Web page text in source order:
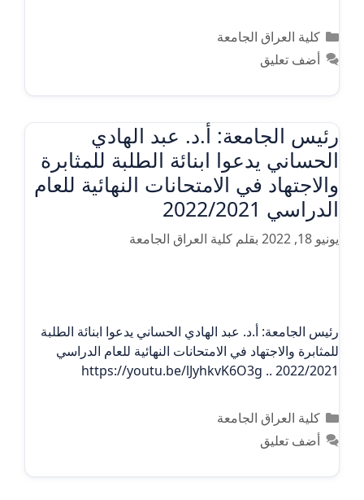
التصنيفات
كلية العراق الجامعة
أضف تعليق
رئيس الجامعة: أ.د. عبد الهادي
الحساني يدعوا ابنائة الطلبة للمثابرة
والاجتهاد في الامتحانات النهائية للعام
الدراسي 2022/2021
يونيو 18, 2022 بقلم كلية العراق الجامعة
رئيس الجامعة: أ.د. عبد الهادي الحساني يدعوا ابنائة الطلبة
للمثابرة والاجتهاد في الامتحانات النهائية للعام الدراسي
2022/2021 .. https://youtu.be/lJyhkvK6O3g
التصنيفات
كلية العراق الجامعة
أضف تعليق